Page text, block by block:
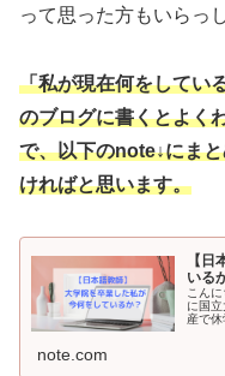
って思った方もいらっ
「私が現在何をしてい
のブログに書くとよく
で、以下のnote↓にま
ければと思います。
【
いる
こん
に国
産で
note.com